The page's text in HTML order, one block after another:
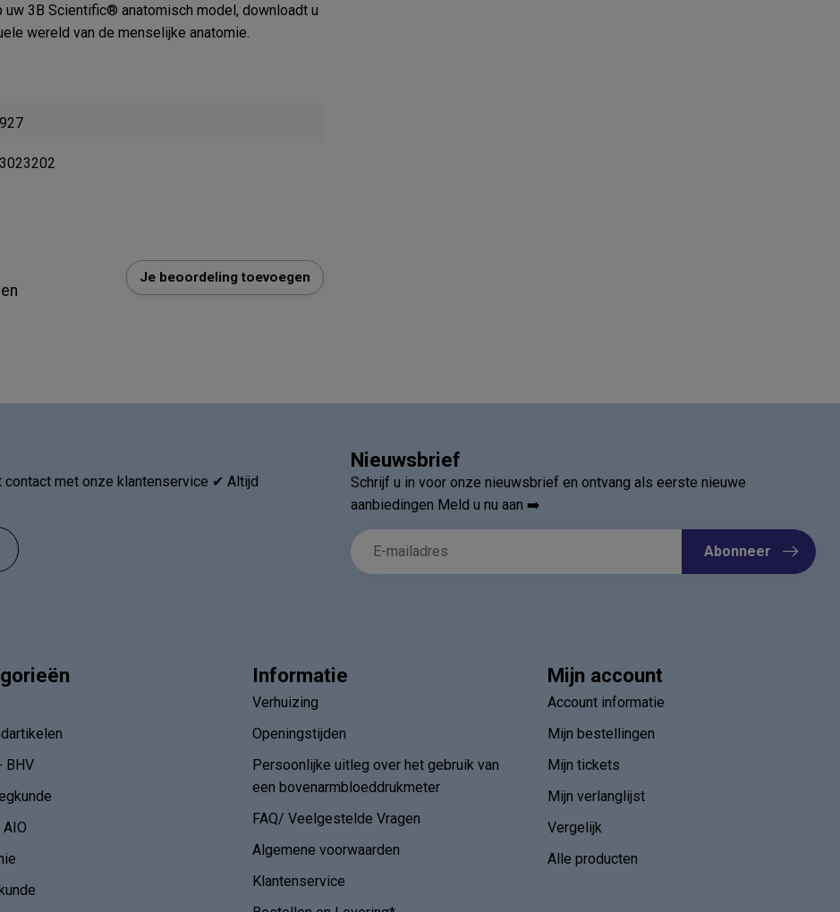
3B Scientific® anatomisch model, downloadt u
wereld van de menselijke anatomie.
Je beoordeling toevoegen
met onze klantenservice ✔ Altijd
Nieuwsbrief
Schrijf u in voor onze nieuwsbrief en ontvang als eerste nieuwe
aanbiedingen Meld u nu aan ➡️
Abonneer
BHV
Informatie
Verhuizing
Openingstijden
Persoonlijke uitleg over het gebruik van
een bovenarmbloeddrukmeter
FAQ/ Veelgestelde Vragen
Algemene voorwaarden
Klantenservice
Mijn account
Account informatie
Mijn bestellingen
Mijn tickets
Mijn verlanglijst
Vergelijk
Alle producten